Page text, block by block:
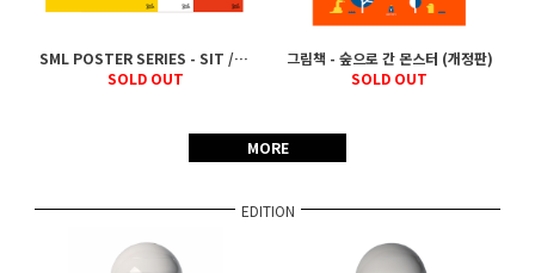
SML POSTER SERIES - SIT / WALK / HUG
SOLD OUT
그림책 - 숲으로 간 몬스터 (개정판)
SOLD OUT
MORE
EDITION